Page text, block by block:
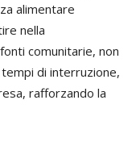
alimentare
nella
comunitarie, non
di interruzione,
rafforzando la